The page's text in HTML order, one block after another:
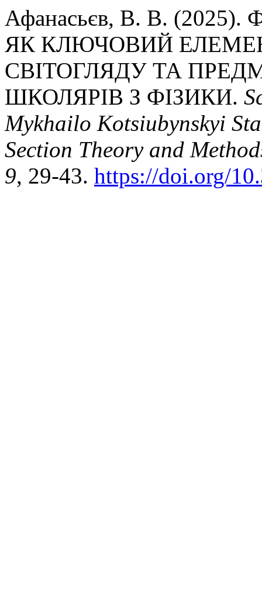
Афанасьєв, В. В.
ЯК КЛЮЧОВИЙ
СВІТОГЛЯДУ ТА
ШКОЛЯРІВ З ФІЗИКИ.
Mykhailo Kotsiubynskyi
Section Theory and
9, 29-43. https://doi.org/